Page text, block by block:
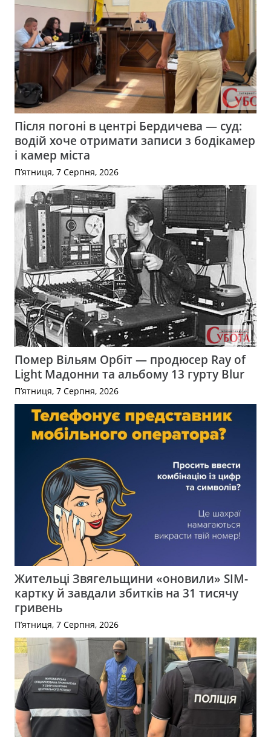
Після погоні в центрі Бердичева — суд:
водій хоче отримати записи з бодікамер
і камер міста
П’ятниця, 7 Серпня, 2026
Помер Вільям Орбіт — продюсер Ray of
Light Мадонни та альбому 13 гурту Blur
П’ятниця, 7 Серпня, 2026
Жительці Звягельщини «оновили» SIM-
картку й завдали збитків на 31 тисячу
гривень
П’ятниця, 7 Серпня, 2026